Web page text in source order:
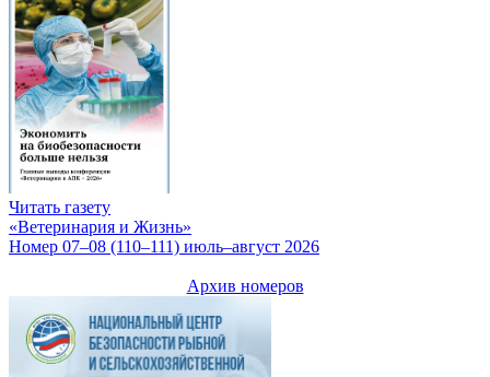
Читать газету
«Ветеринария и Жизнь»
Номер 07–08 (110–111) июль–август 2026
Архив номеров